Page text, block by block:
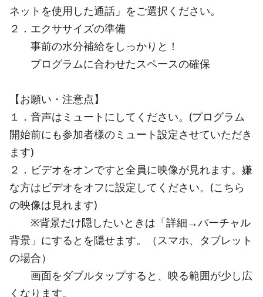
ネットを使用した通話」をご選択ください。
２．エクササイズの準備
事前の水分補給をしっかりと！
プログラムに合わせたスペースの確保
【お願い・注意点】
１．音声はミュートにしてください。(プログラム
開始前にも参加者様のミュート設定させていただき
ます)
２．ビデオをオンですと全員に映像が見れます。嫌
な方はビデオをオフに設定してください。(こちら
の映像は見れます)
※背景だけ隠したいときは「詳細→バーチャル
背景」にするとを隠せます。（スマホ、タブレット
の場合）
画面をダブルタップすると、映る範囲が少し広
くなります。